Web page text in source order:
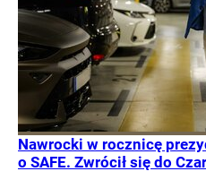
Nawrocki w rocznicę
o SAFE. Zwrócił się do